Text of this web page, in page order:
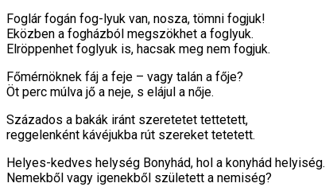
Foglár fogán fog-lyuk van, nosza, tömni fogjuk!
Eközben a fogházból megszökhet a foglyuk.
Elröppenhet foglyuk is, hacsak meg nem fogjuk.
Főmérnöknek fáj a feje – vagy talán a fője?
Öt perc múlva jő a neje, s elájul a nője.
Százados a bakák iránt szeretetet tettetett,
reggelenként kávéjukba rút szereket tetetett.
Helyes-kedves helység Bonyhád, hol a konyhád helyiség.
Nemekből vagy igenekből született a nemiség?